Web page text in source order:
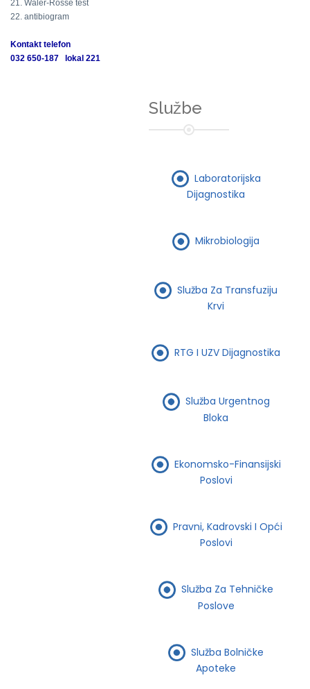
21. Waler-Rosse test
22. antibiogram
Kontakt telefon
032 650-187 lokal 221
Službe
Laboratorijska
Dijagnostika
Mikrobiologija
Služba Za Transfuziju
Krvi
RTG I UZV Dijagnostika
Služba Urgentnog
Bloka
Ekonomsko-Finansijski
Poslovi
Pravni, Kadrovski I Opći
Poslovi
Služba Za Tehničke
Poslove
Služba Bolničke
Apoteke